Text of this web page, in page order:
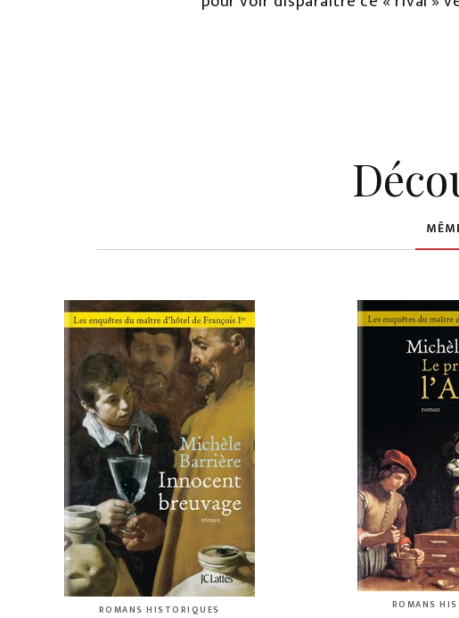
ROMANS HISTORIQUES ROMANS